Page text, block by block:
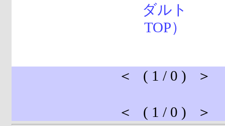
＜ ( 1 / 0 ) ＞
＜ ( 1 / 0 ) ＞